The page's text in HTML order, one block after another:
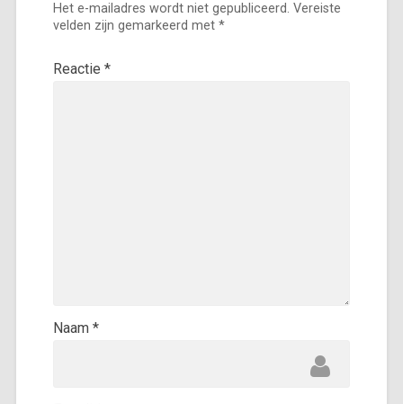
Het e-mailadres wordt niet gepubliceerd. Vereiste
velden zijn gemarkeerd met*
Reactie*
Naam*